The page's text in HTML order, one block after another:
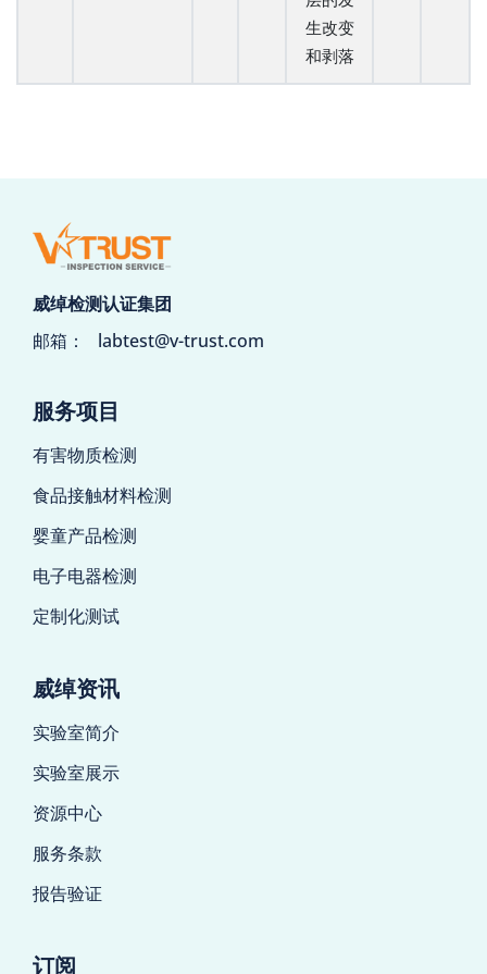
生改变
和剥落
威绰检测认证集团
邮箱： labtest@v-trust.com
服务项目
有害物质检测
食品接触材料检测
婴童产品检测
电子电器检测
定制化测试
威绰资讯
实验室简介
实验室展示
资源中心
服务条款
报告验证
订阅